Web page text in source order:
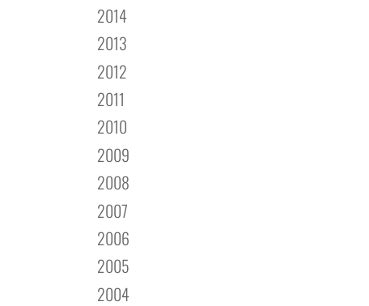
2014
2013
2012
2011
2010
2009
2008
2007
2006
2005
2004